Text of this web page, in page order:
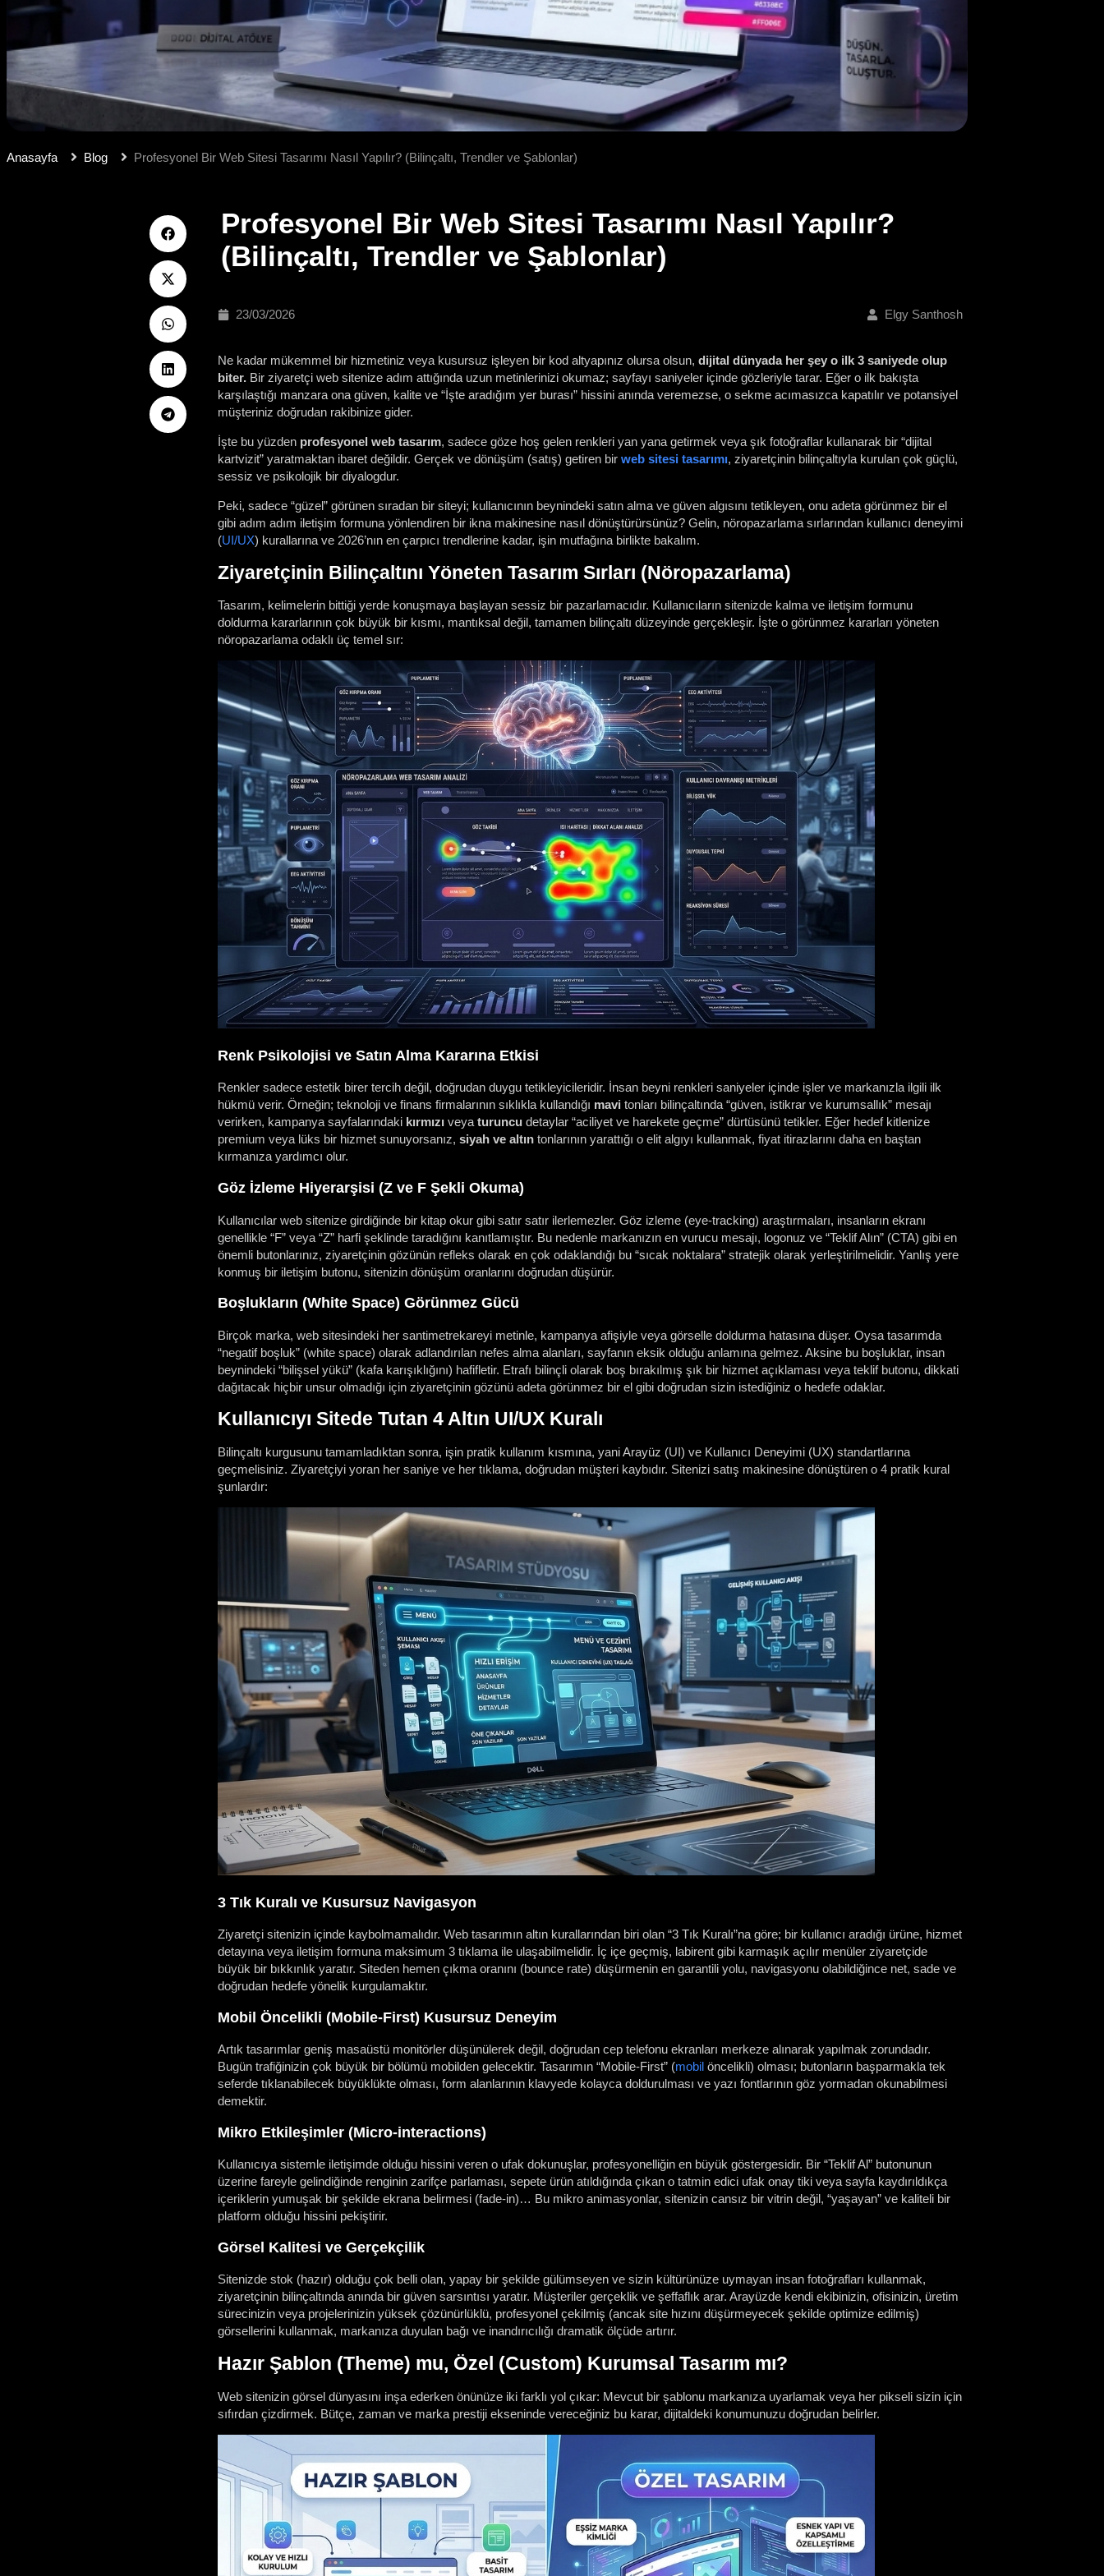
Anasayfa Blog Profesyonel Bir Web Sitesi Tasarımı Nasıl Yapılır? (Bilinçaltı, Trendler ve Şablonlar)
Profesyonel Bir Web Sitesi Tasarımı Nasıl Yapılır?
(Bilinçaltı, Trendler ve Şablonlar)
23/03/2026 Elgy Santhosh
Ne kadar mükemmel bir hizmetiniz veya kusursuz işleyen bir kod altyapınız olursa olsun, dijital dünyada her şey o ilk 3 saniyede olup
biter.Bir ziyaretçi web sitenize adım attığında uzun metinlerinizi okumaz; sayfayı saniyeler içinde gözleriyle tarar. Eğer o ilk bakışta
karşılaştığı manzara ona güven, kalite ve “İşte aradığım yer burası” hissini anında veremezse, o sekme acımasızca kapatılır ve potansiyel
müşteriniz doğrudan rakibinize gider.
İşte bu yüzden profesyonel web tasarım, sadece göze hoş gelen renkleri yan yana getirmek veya şık fotoğraflar kullanarak bir “dijital
kartvizit” yaratmaktan ibaret değildir. Gerçek ve dönüşüm (satış) getiren bir web sitesi tasarımı, ziyaretçinin bilinçaltıyla kurulan çok güçlü,
sessiz ve psikolojik bir diyalogdur.
Peki, sadece “güzel” görünen sıradan bir siteyi; kullanıcının beynindeki satın alma ve güven algısını tetikleyen, onu adeta görünmez bir el
gibi adım adım iletişim formuna yönlendiren bir ikna makinesine nasıl dönüştürürsünüz? Gelin, nöropazarlama sırlarından kullanıcı deneyimi
(UI/UX) kurallarına ve 2026’nın en çarpıcı trendlerine kadar, işin mutfağına birlikte bakalım.
Ziyaretçinin Bilinçaltını Yöneten Tasarım Sırları (Nöropazarlama)
Tasarım, kelimelerin bittiği yerde konuşmaya başlayan sessiz bir pazarlamacıdır. Kullanıcıların sitenizde kalma ve iletişim formunu
doldurma kararlarının çok büyük bir kısmı, mantıksal değil, tamamen bilinçaltı düzeyinde gerçekleşir. İşte o görünmez kararları yöneten
nöropazarlama odaklı üç temel sır:
Renk Psikolojisi ve Satın Alma Kararına Etkisi
Renkler sadece estetik birer tercih değil, doğrudan duygu tetikleyicileridir. İnsan beyni renkleri saniyeler içinde işler ve markanızla ilgili ilk
hükmü verir. Örneğin; teknoloji ve finans firmalarının sıklıkla kullandığı mavi tonları bilinçaltında “güven, istikrar ve kurumsallık” mesajı
verirken, kampanya sayfalarındaki kırmızıveyaturuncudetaylar “aciliyet ve harekete geçme” dürtüsünü tetikler. Eğer hedef kitlenize
premium veya lüks bir hizmet sunuyorsanız, siyah ve altıntonlarının yarattığı o elit algıyı kullanmak, fiyat itirazlarını daha en baştan
kırmanıza yardımcı olur.
Göz İzleme Hiyerarşisi (Z ve F Şekli Okuma)
Kullanıcılar web sitenize girdiğinde bir kitap okur gibi satır satır ilerlemezler. Göz izleme (eye-tracking) araştırmaları, insanların ekranı
genellikle “F” veya “Z” harfi şeklinde taradığını kanıtlamıştır. Bu nedenle markanızın en vurucu mesajı, logonuz ve “Teklif Alın” (CTA) gibi en
önemli butonlarınız, ziyaretçinin gözünün refleks olarak en çok odaklandığı bu “sıcak noktalara” stratejik olarak yerleştirilmelidir. Yanlış yere
konmuş bir iletişim butonu, sitenizin dönüşüm oranlarını doğrudan düşürür.
Boşlukların (White Space) Görünmez Gücü
Birçok marka, web sitesindeki her santimetrekareyi metinle, kampanya afişiyle veya görselle doldurma hatasına düşer. Oysa tasarımda
“negatif boşluk” (white space) olarak adlandırılan nefes alma alanları, sayfanın eksik olduğu anlamına gelmez. Aksine bu boşluklar, insan
beynindeki “bilişsel yükü” (kafa karışıklığını) hafifletir. Etrafı bilinçli olarak boş bırakılmış şık bir hizmet açıklaması veya teklif butonu, dikkati
dağıtacak hiçbir unsur olmadığı için ziyaretçinin gözünü adeta görünmez bir el gibi doğrudan sizin istediğiniz o hedefe odaklar.
Kullanıcıyı Sitede Tutan 4 Altın UI/UX Kuralı
Bilinçaltı kurgusunu tamamladıktan sonra, işin pratik kullanım kısmına, yani Arayüz (UI) ve Kullanıcı Deneyimi (UX) standartlarına
geçmelisiniz. Ziyaretçiyi yoran her saniye ve her tıklama, doğrudan müşteri kaybıdır. Sitenizi satış makinesine dönüştüren o 4 pratik kural
şunlardır:
3 Tık Kuralı ve Kusursuz Navigasyon
Ziyaretçi sitenizin içinde kaybolmamalıdır. Web tasarımın altın kurallarından biri olan “3 Tık Kuralı”na göre; bir kullanıcı aradığı ürüne, hizmet
detayına veya iletişim formuna maksimum 3 tıklama ile ulaşabilmelidir. İç içe geçmiş, labirent gibi karmaşık açılır menüler ziyaretçide
büyük bir bıkkınlık yaratır. Siteden hemen çıkma oranını (bounce rate) düşürmenin en garantili yolu, navigasyonu olabildiğince net, sade ve
doğrudan hedefe yönelik kurgulamaktır.
Mobil Öncelikli (Mobile-First) Kusursuz Deneyim
Artık tasarımlar geniş masaüstü monitörler düşünülerek değil, doğrudan cep telefonu ekranları merkeze alınarak yapılmak zorundadır.
Bugün trafiğinizin çok büyük bir bölümü mobilden gelecektir. Tasarımın “Mobile-First” (mobilöncelikli) olması; butonların başparmakla tek
seferde tıklanabilecek büyüklükte olması, form alanlarının klavyede kolayca doldurulması ve yazı fontlarının göz yormadan okunabilmesi
demektir.
Mikro Etkileşimler (Micro-interactions)
Kullanıcıya sistemle iletişimde olduğu hissini veren o ufak dokunuşlar, profesyonelliğin en büyük göstergesidir. Bir “Teklif Al” butonunun
üzerine fareyle gelindiğinde renginin zarifçe parlaması, sepete ürün atıldığında çıkan o tatmin edici ufak onay tiki veya sayfa kaydırıldıkça
içeriklerin yumuşak bir şekilde ekrana belirmesi (fade-in)… Bu mikro animasyonlar, sitenizin cansız bir vitrin değil, “yaşayan” ve kaliteli bir
platform olduğu hissini pekiştirir.
Görsel Kalitesi ve Gerçekçilik
Sitenizde stok (hazır) olduğu çok belli olan, yapay bir şekilde gülümseyen ve sizin kültürünüze uymayan insan fotoğrafları kullanmak,
ziyaretçinin bilinçaltında anında bir güven sarsıntısı yaratır. Müşteriler gerçeklik ve şeffaflık arar. Arayüzde kendi ekibinizin, ofisinizin, üretim
sürecinizin veya projelerinizin yüksek çözünürlüklü, profesyonel çekilmiş (ancak site hızını düşürmeyecek şekilde optimize edilmiş)
görsellerini kullanmak, markanıza duyulan bağı ve inandırıcılığı dramatik ölçüde artırır.
Hazır Şablon (Theme) mu, Özel (Custom) Kurumsal Tasarım mı?
Web sitenizin görsel dünyasını inşa ederken önünüze iki farklı yol çıkar: Mevcut bir şablonu markanıza uyarlamak veya her pikseli sizin için
sıfırdan çizdirmek. Bütçe, zaman ve marka prestiji ekseninde vereceğiniz bu karar, dijitaldeki konumunuzu doğrudan belirler.